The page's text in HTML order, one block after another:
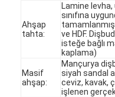
Ahşap
tahta:
Lamine
sınıfına
ve HDF.
isteğe bağlı
kaplama)
Masif
ahşap:
Mançurya
siyah sandal
ceviz, kavak,
işlenen